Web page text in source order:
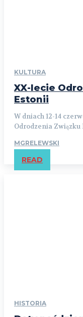
KULTURA
XX-lecie
Estonii
W dniach 12-14
Odrodzenia Związku
MGRELEWSKI
READ
HISTORIA